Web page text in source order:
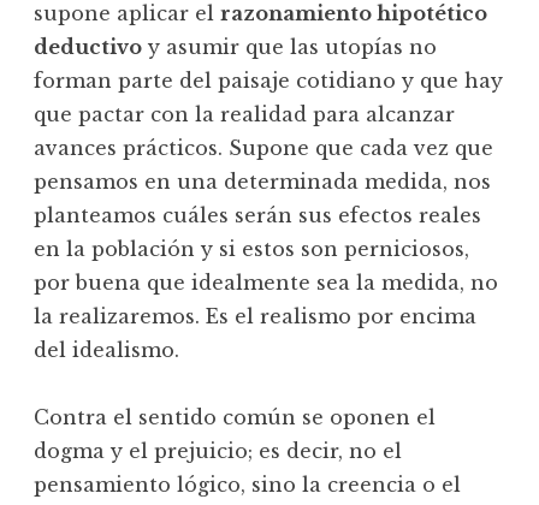
supone aplicar el razonamiento hipotético
deductivo y asumir que las utopías no
forman parte del paisaje cotidiano y que hay
que pactar con la realidad para alcanzar
avances prácticos. Supone que cada vez que
pensamos en una determinada medida, nos
planteamos cuáles serán sus efectos reales
en la población y si estos son perniciosos,
por buena que idealmente sea la medida, no
la realizaremos. Es el realismo por encima
del idealismo.
Contra el sentido común se oponen el
dogma y el prejuicio; es decir, no el
pensamiento lógico, sino la creencia o el